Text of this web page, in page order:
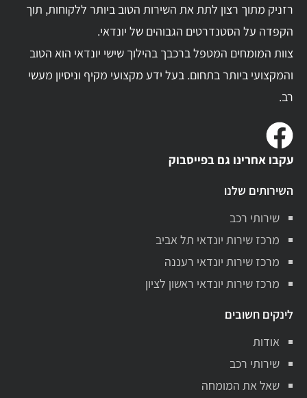
רזניק מתוך רצון לתת את השירות הטוב ביותר ללקוחות, תוך
הקפדה על הסטנדרטים הגבוהים של יונדאי.
צוות המומחים המטפל ברכבך בהילוך שישי יונדאי הוא הטוב
והמקצועי ביותר בתחום. בעל ידע מקצועי מקיף וניסיון מעשי
רב.
עקבו אחרינו גם בפייסבוק
השירותים שלנו
שירותי רכב
מרכז שירות יונדאי תל אביב
מרכז שירות יונדאי רעננה
מרכז שירות יונדאי ראשון לציון
לינקים חשובים
אודות
שירותי רכב
שאל את המומחה